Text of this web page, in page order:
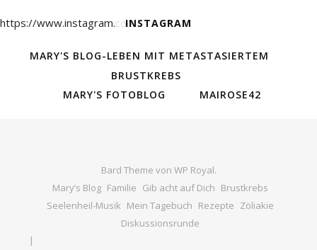
INSTAGRAM
https://www.instagram.com/
MARY'S BLOG-LEBEN MIT METASTASIERTEM
BRUSTKREBS
MARY'S FOTOBLOG
MAIROSE42
Bard Theme von WP Royal.
Mary’s Blog Familie Gib acht auf Dich Brustkrebs
Seelenheil-Musik Mein Tagebuch Rezepte Zöliakie
Diskussionsrunde